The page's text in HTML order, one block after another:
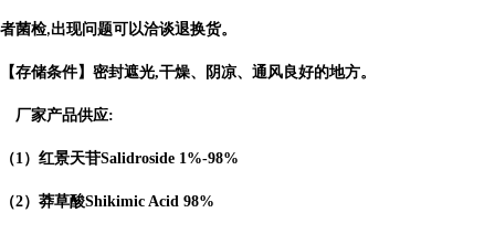
者菌检,出现问题可以洽谈退换货。
【存储条件】密封遮光,干燥、阴凉、通风良好的地方。
厂家产品供应:
（1 ）红景天苷Salidroside 1%-98%
（2）莽草酸Shikimic Acid 98%